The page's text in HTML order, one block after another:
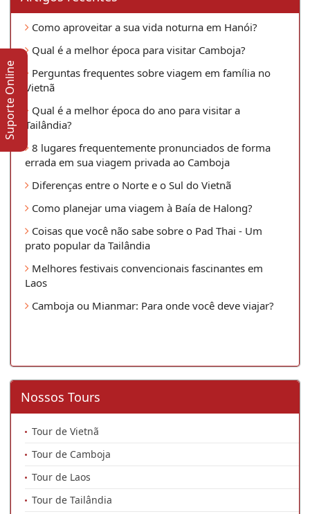
Como aproveitar a sua vida noturna em Hanói?
Qual é a melhor época para visitar Camboja?
Perguntas frequentes sobre viagem em família no
Vietnã
Qual é a melhor época do ano para visitar a
Tailândia?
8 lugares frequentemente pronunciados de forma
errada em sua viagem privada ao Camboja
Diferenças entre o Norte e o Sul do Vietnã
Como planejar uma viagem à Baía de Halong?
Coisas que você não sabe sobre o Pad Thai - Um
prato popular da Tailândia
Melhores festivais convencionais fascinantes em
Laos
Camboja ou Mianmar: Para onde você deve viajar?
Nossos Tours
Tour de Vietnã
Tour de Camboja
Tour de Laos
Tour de Tailândia
Suporte Online